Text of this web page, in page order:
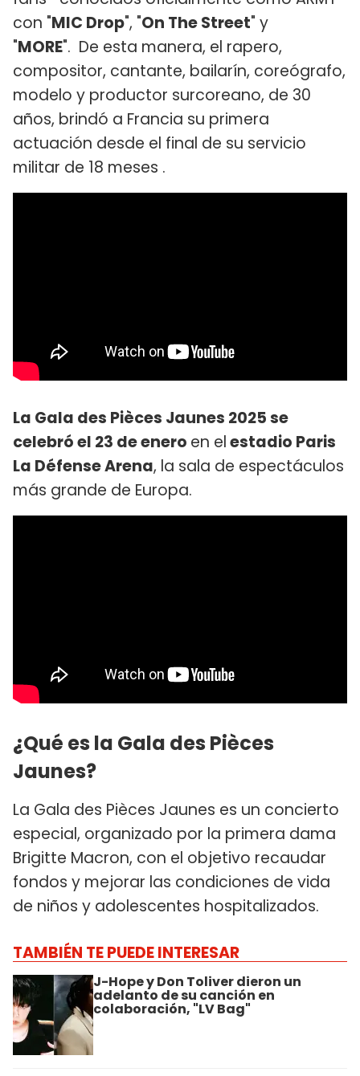
con "MIC Drop", "On The Street" y
"MORE". De esta manera, el rapero,
compositor, cantante, bailarín, coreógrafo,
modelo y productor surcoreano, de 30
años, brindó a Francia su primera
actuación desde el final de su servicio
militar de 18 meses .
La Gala des Pièces Jaunes 2025 se
celebró el 23 de enero en elestadio Paris
La Défense Arena, la sala de espectáculos
más grande de Europa.
¿Qué es la Gala des Pièces
Jaunes?
La Gala des Pièces Jaunes es un concierto
especial, organizado por la primera dama
Brigitte Macron, con el objetivo recaudar
fondos y mejorar las condiciones de vida
de niños y adolescentes hospitalizados.
TAMBIÉN TE PUEDE INTERESAR
J-Hope y Don Toliver dieron un
adelanto de su canción en
colaboración, "LV Bag"